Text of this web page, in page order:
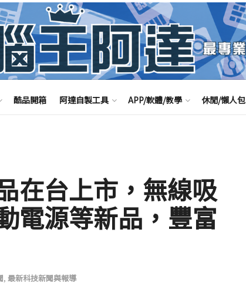
酷品開箱 阿達自製工具 APP/軟體/教學 休閒/懶人包
在台上市，無線吸
電源等新品，豐富
, 最新科技新聞與報導